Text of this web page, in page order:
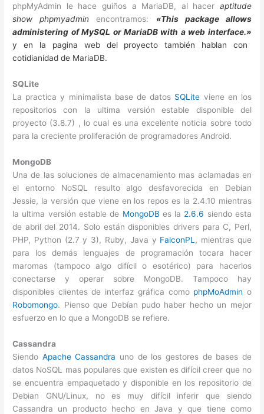
phpMyAdmin le hace guiños a MariaDB, al hacer aptitude
show phpmyadmin encontramos: «This package allows
administering of MySQL or MariaDB with a web interface.»
y en la pagina web del proyecto también hablan con
cotidianidad de MariaDB.
SQLite
La practica y minimalista base de datos SQLite viene en los
repositorios con la ultima versión estable disponible del
proyecto (3.8.7) , lo cual es una excelente noticia sobre todo
para la creciente proliferación de programadores Android.
MongoDB
Una de las soluciones de almacenamiento mas aclamadas en
el entorno NoSQL resulto algo desfavorecida en Debian
Jessie, la versión que viene en los repos es la 2.4.10 mientras
la ultima versión estable de MongoDB es la 2.6.6 siendo esta
de abril del 2014. Solo están disponibles drivers para C, Perl,
PHP, Python (2.7 y 3), Ruby, Java y FalconPL , mientras que
para los demás lenguajes de programación tocara hacer
maromas (tampoco algo difícil o esotérico) para hacerlos
conectarse y operar sobre MongoDB. Tampoco hay
disponibles clientes de interfaz gráfica como phpMoAdmin o
Robomongo. Pienso que Debían pudo haber hecho un mejor
esfuerzo en lo que a MongoDB se refiere.
Cassandra
Siendo Apache Cassandra uno de los gestores de bases de
datos NoSQL mas populares que existen es difícil creer que no
se encuentra empaquetado y disponible en los repositorio de
Debian GNU/Linux, no es muy difícil inferir que siendo
Cassandra un producto hecho en Java y que tiene como